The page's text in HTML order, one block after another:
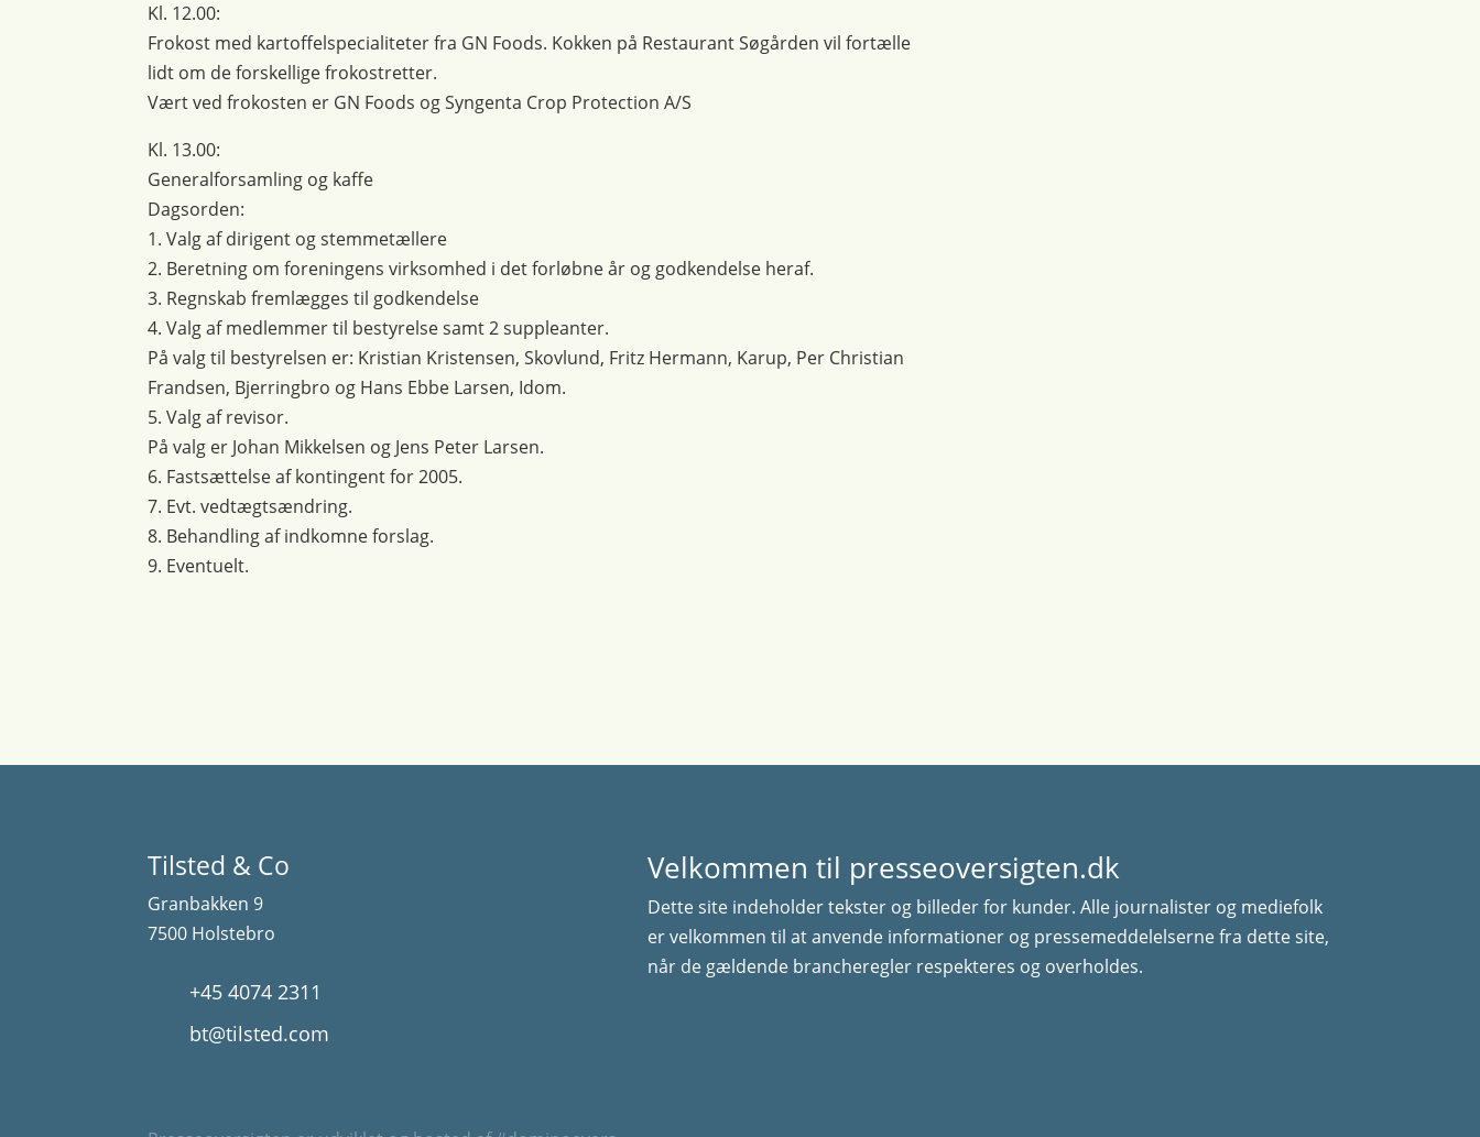
Kl. 12.00:
Frokost med kartoffelspecialiteter fra GN Foods. Kokken på Restaurant Søgården vil fortælle
lidt om de forskellige frokostretter.
Vært ved frokosten er GN Foods og Syngenta Crop Protection A/S
Kl. 13.00:
Generalforsamling og kaffe
Dagsorden:
1. Valg af dirigent og stemmetællere
2. Beretning om foreningens virksomhed i det forløbne år og godkendelse heraf.
3. Regnskab fremlægges til godkendelse
4. Valg af medlemmer til bestyrelse samt 2 suppleanter.
På valg til bestyrelsen er: Kristian Kristensen, Skovlund, Fritz Hermann, Karup, Per Christian
Frandsen, Bjerringbro og Hans Ebbe Larsen, Idom.
5. Valg af revisor.
På valg er Johan Mikkelsen og Jens Peter Larsen.
6. Fastsættelse af kontingent for 2005.
7. Evt. vedtægtsændring.
8. Behandling af indkomne forslag.
9. Eventuelt.
Tilsted & Co
Granbakken 9
7500 Holstebro
+45 4074 2311
bt@tilsted.com
Velkommen til presseoversigten.dk
Dette site indeholder tekster og billeder for kunder. Alle journalister og mediefolk
er velkommen til at anvende informationer og pressemeddelelserne fra dette site,
når de gældende brancheregler respekteres og overholdes.